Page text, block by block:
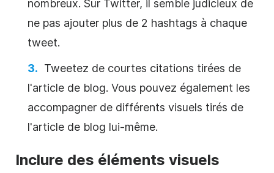
nombreux. Sur Twitter, il semble judicieux de
ne pas ajouter plus de 2 hashtags à chaque
tweet.
Tweetez de courtes citations tirées de
l'article de blog. Vous pouvez également les
accompagner de différents visuels tirés de
l'article de blog lui-même.
Inclure des éléments visuels